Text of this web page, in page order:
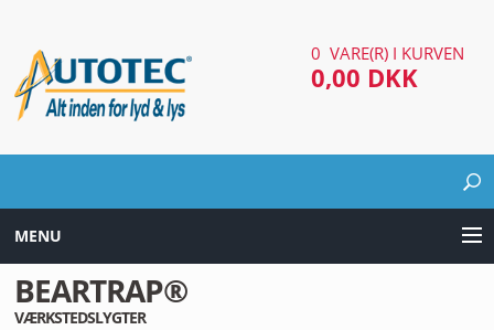
0 VARE(R) I KURVEN
0,00 DKK
MENU
LYD & LYS UDSTYR
BEARTRAP®
VÆRKSTEDSLYGTER